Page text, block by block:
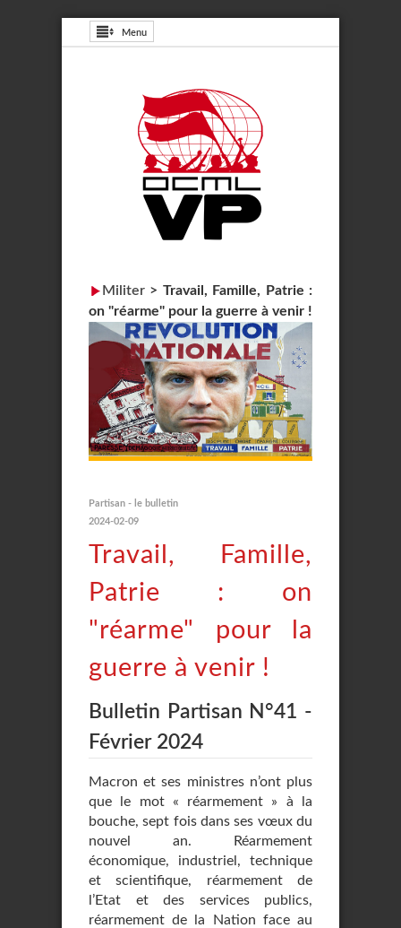
Menu
Militer > Travail, Famille, Patrie :
on "réarme" pour la guerre à venir !
Partisan - le bulletin
2024-02-09
Travail, Famille,
Patrie : on
"réarme" pour la
guerre à venir !
Bulletin Partisan N°41 -
Février 2024
Macron et ses ministres n’ont plus
que le mot « réarmement » à la
bouche, sept fois dans ses vœux du
nouvel an. Réarmement
économique, industriel, technique
et scientifique, réarmement de
l’Etat et des services publics,
réarmement de la Nation face au